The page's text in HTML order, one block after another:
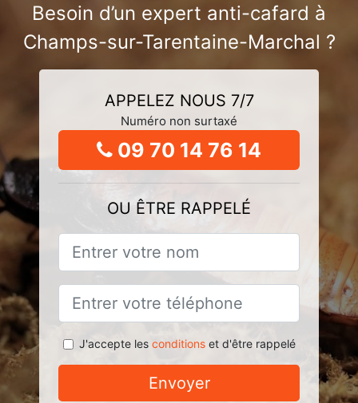
Besoin d’un expert anti-cafard à
Champs-sur-Tarentaine-Marchal ?
APPELEZ NOUS 7/7
Numéro non surtaxé
09 70 14 76 14
OU ÊTRE RAPPELÉ
J'accepte les conditionset d'être rappelé
Envoyer